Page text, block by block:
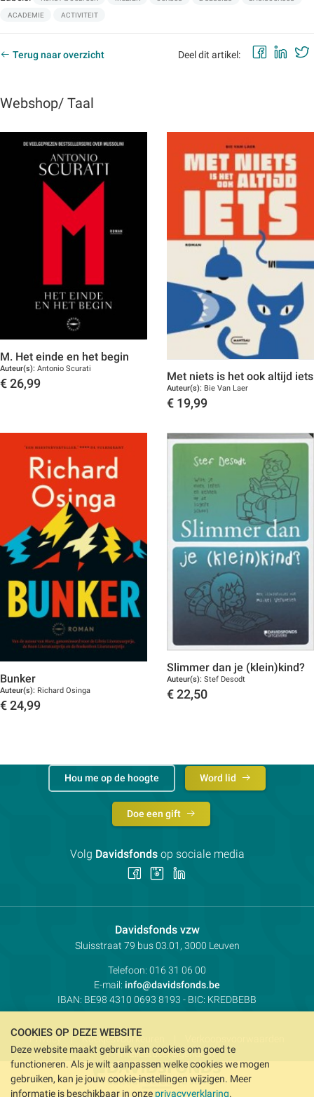
ACADEMIE ACTIVITEIT
Terug naar overzicht Deel dit artikel:
Webshop/ Taal
M. Het einde en het begin
Auteur(s): Antonio Scurati
€ 26,99
Met niets is het ook altijd iets
Auteur(s): Bie Van Laer
€ 19,99
Bunker
Auteur(s): Richard Osinga
€ 24,99
Slimmer dan je (klein)kind?
Auteur(s): Stef Desodt
€ 22,50
Davidsfonds vzwContactpersoon:
Adres:
Sluisstraat 79 bus 03.01, 3000 Leuven
Telefoon: 016 31 06 00
E-mail: info@davidsfonds.be
IBAN: BE98 4310 0693 8193 - BIC: KREDBEBB
Privacy Koekjesvoorkeuren
Intellectueel eigendom
Hou me op de hoogte Word lid
Doe een gift
Volg Davidsfondsop sociale media
Volg Volg
COOKIES OP DEZE WEBSITE
Deze website maakt gebruik van cookies om goed te
functioneren. Als je wilt aanpassen welke cookies we mogen
gebruiken, kan je jouw cookie-instellingen wijzigen. Meer
informatie is beschikbaar in onze privacyverklaring.